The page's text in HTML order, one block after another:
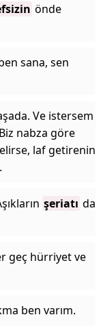
önde
sana, sen
Ve istersem
nabza göre
laf getirenin
şeriatı da
geç hürriyet ve
ben varım.